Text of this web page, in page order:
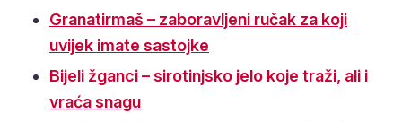
Granatirmaš – zaboravljeni ručak za koji
uvijek imate sastojke
Bijeli žganci – sirotinjsko jelo koje traži, ali i
vraća snagu